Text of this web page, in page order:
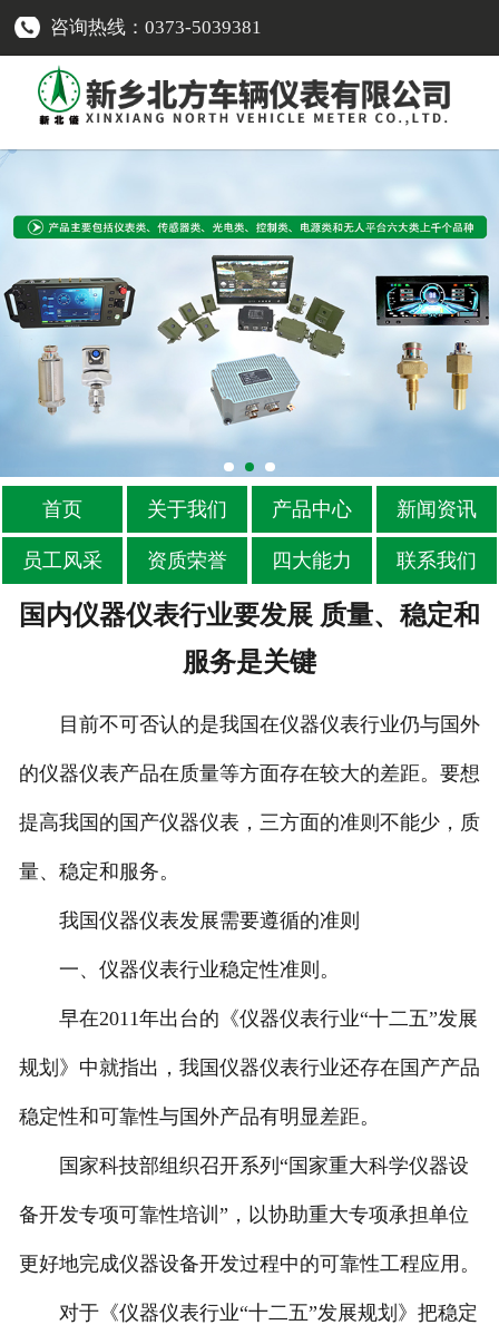
咨询热线：0373-5039381
首页 关于我们 产品中心 新闻资讯
员工风采 资质荣誉 四大能力 联系我们
国内仪器仪表行业要发展 质量、稳定和
服务是关键
目前不可否认的是我国在仪器仪表行业仍与国外
的仪器仪表产品在质量等方面存在较大的差距。要想
提高我国的国产仪器仪表，三方面的准则不能少，质
量、稳定和服务。
我国仪器仪表发展需要遵循的准则
一、仪器仪表行业稳定性准则。
早在2011年出台的《仪器仪表行业“十二五”发展
规划》中就指出，我国仪器仪表行业还存在国产产品
稳定性和可靠性与国外产品有明显差距。
国家科技部组织召开系列“国家重大科学仪器设
备开发专项可靠性培训”，以协助重大专项承担单位
更好地完成仪器设备开发过程中的可靠性工程应用。
对于《仪器仪表行业“十二五”发展规划》把稳定